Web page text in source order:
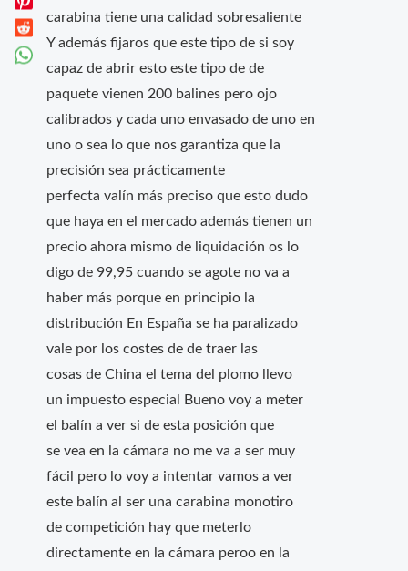
carabina tiene una calidad sobresaliente
Y además fijaros que este tipo de si soy
capaz de abrir esto este tipo de de
paquete vienen 200 balines pero ojo
calibrados y cada uno envasado de uno en
uno o sea lo que nos garantiza que la
precisión sea prácticamente
perfecta valín más preciso que esto dudo
que haya en el mercado además tienen un
precio ahora mismo de liquidación os lo
digo de 99,95 cuando se agote no va a
haber más porque en principio la
distribución En España se ha paralizado
vale por los costes de de traer las
cosas de China el tema del plomo llevo
un impuesto especial Bueno voy a meter
el balín a ver si de esta posición que
se vea en la cámara no me va a ser muy
fácil pero lo voy a intentar vamos a ver
este balín al ser una carabina monotiro
de competición hay que meterlo
directamente en la cámara peroo en la